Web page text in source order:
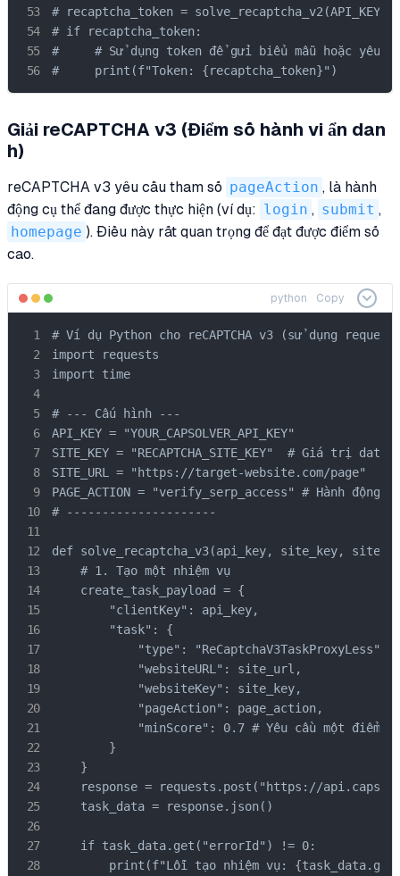
# recaptcha_token = solve_recaptcha_v2(API_KEY,
# if recaptcha_token:
#     # Sử dụng token để gửi biểu mẫu hoặc yêu
#     print(f"Token: {recaptcha_token}")
Giải reCAPTCHA v3 (Điểm số hành vi ẩn dan
h)
reCAPTCHA v3 yêu cầu tham số pageAction , là hành
động cụ thể đang được thực hiện (ví dụ: login , submit ,
homepage ). Điều này rất quan trọng để đạt được điểm số
cao.
python Copy
# Ví dụ Python cho reCAPTCHA v3 (sử dụng
import requests
import time
# --- Cấu hình ---
API_KEY = "YOUR_CAPSOLVER_API_KEY"
SITE_KEY = "RECAPTCHA_SITE_KEY"  # Giá trị
SITE_URL = "https://target-website.com/page"
PAGE_ACTION = "verify_serp_access" # Hành
# ---------------------
def solve_recaptcha_v3(api_key, site_key,
    # 1. Tạo một nhiệm vụ
    create_task_payload = {
        "clientKey": api_key,
        "task": {
            "type": "ReCaptchaV3TaskProxyLess",
            "websiteURL": site_url,
            "websiteKey": site_key,
            "pageAction": page_action,
"minScore": 0.7 # Yêu cầu một điểm
        }
    }
response = requests.post("https://
    task_data = response.json()
    if task_data.get("errorId") != 0:
print(f"Lỗi tạo nhiệm vụ: